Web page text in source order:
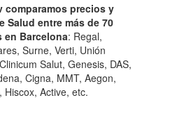
comparamos precios y
Salud entre más de 70
en Barcelona: Regal,
Surne, Verti, Unión
Salut, Genesis, DAS,
Cigna, MMT, Aegon,
Hiscox, Active, etc.